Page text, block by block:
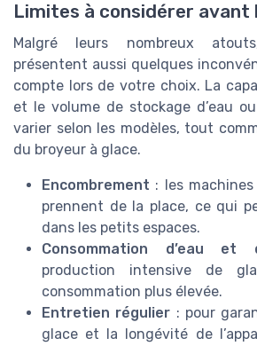
Limites à considérer avant
Malgré leurs nombreux
présentent aussi quelques
compte lors de votre choix. La
et le volume de stockage d’eau
varier selon les modèles, tout
du broyeur à glace.
Encombrement : les
prennent de la place, ce qui
dans les petits espaces.
Consommation d’eau et
production intensive de
consommation plus élevée.
Entretien régulier : pour
glace et la longévité de